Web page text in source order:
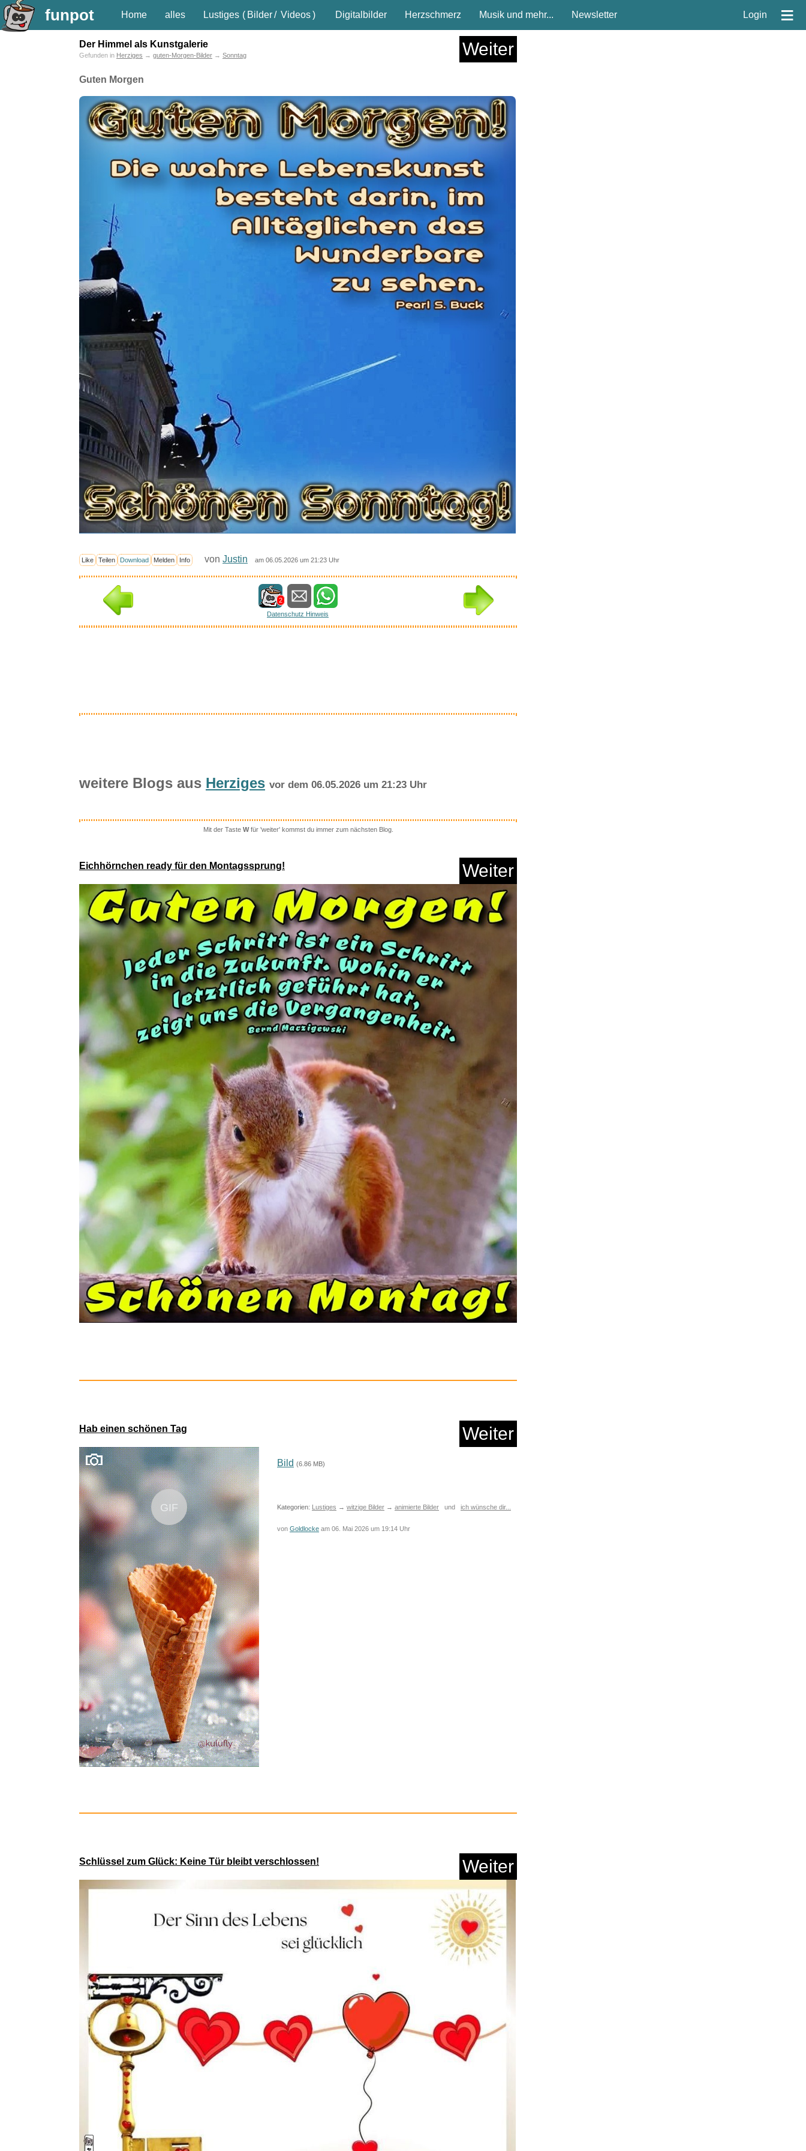
funpot Home alles Lustiges ( Bilder/ Videos) Digitalbilder Herzschmerz Musik und mehr... Newsletter Login ≡
Der Himmel als Kunstgalerie Weiter
Gefunden in Herziges → guten-Morgen-Bilder → Sonntag
Guten Morgen
Like Teilen Download Melden Info von Justin am 06.05.2026 um 21:23 Uhr
2
Datenschutz Hinweis
weitere Blogs aus Herziges vor dem 06.05.2026 um 21:23 Uhr
Mit der Taste Wfür 'weiter' kommst du immer zum nächsten Blog.
Eichhörnchen ready für den Montagssprung! Weiter
Hab einen schönen Tag Weiter
GIF
Bild (6.86 MB)
Kategorien: Lustiges → witzige Bilder → animierte Bilder und ich wünsche dir...
von Goldlocke am 06. Mai 2026 um 19:14 Uhr
Schlüssel zum Glück: Keine Tür bleibt verschlossen! Weiter